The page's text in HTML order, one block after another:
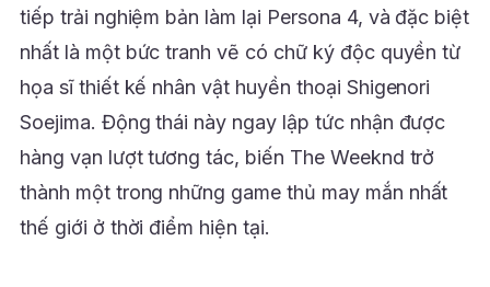
tiếp trải nghiệm bản làm lại Persona 4, và đặc biệt
nhất là một bức tranh vẽ có chữ ký độc quyền từ
họa sĩ thiết kế nhân vật huyền thoại Shigenori
Soejima. Động thái này ngay lập tức nhận được
hàng vạn lượt tương tác, biến The Weeknd trở
thành một trong những game thủ may mắn nhất
thế giới ở thời điểm hiện tại.